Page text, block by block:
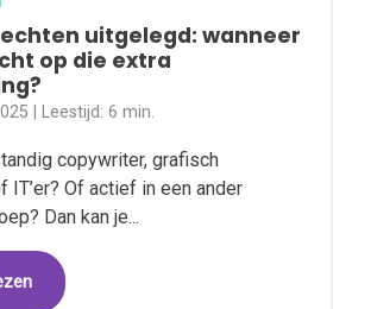
uitgelegd: wanneer
op die extra
| Leestijd:6 min.
copywriter, grafisch
IT’er? Of actief in een ander
Dan kan je...